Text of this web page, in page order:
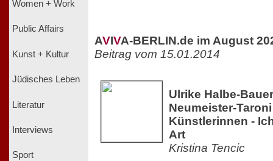
Women + Work
Public Affairs
Kunst + Kultur
Jüdisches Leben
Literatur
Interviews
Sport
AVIVA-BERLIN.de im August
Beitrag vom 15.01.2014
Ulrike Halbe-
Neumeister-
Künstlerinnen -
Art
Kristina Tencic